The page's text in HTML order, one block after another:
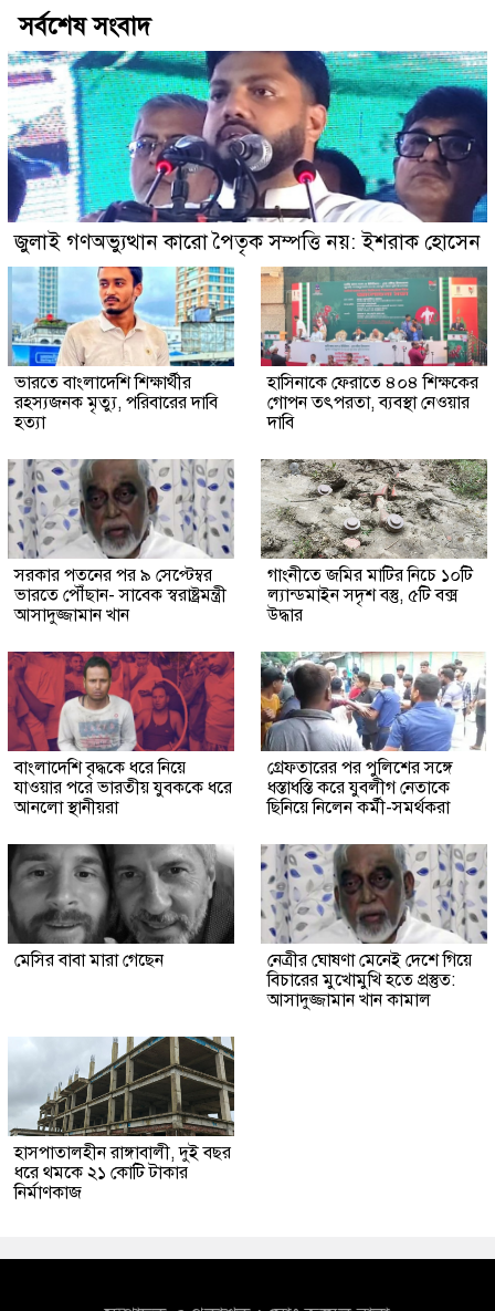
সর্বশেষ সংবাদ
জুলাই গণঅভ্যুত্থান কারো পৈতৃক সম্পত্তি নয়: ইশরাক হোসেন
ভারতে বাংলাদেশি শিক্ষার্থীর
রহস্যজনক মৃত্যু, পরিবারের দাবি
হত্যা
হাসিনাকে ফেরাতে ৪০৪ শিক্ষকের
গোপন তৎপরতা, ব্যবস্থা নেওয়ার
দাবি
সরকার পতনের পর ৯ সেপ্টেম্বর
ভারতে পৌঁছান- সাবেক স্বরাষ্ট্রমন্ত্রী
আসাদুজ্জামান খান
গাংনীতে জমির মাটির নিচে ১০টি
ল্যান্ডমাইন সদৃশ বস্তু, ৫টি বক্স
উদ্ধার
বাংলাদেশি বৃদ্ধকে ধরে নিয়ে
যাওয়ার পরে ভারতীয় যুবককে ধরে
আনলো স্থানীয়রা
গ্রেফতারের পর পুলিশের সঙ্গে
ধস্তাধস্তি করে যুবলীগ নেতাকে
ছিনিয়ে নিলেন কর্মী-সমর্থকরা
মেসির বাবা মারা গেছেন
নেত্রীর ঘোষণা মেনেই দেশে গিয়ে
বিচারের মুখোমুখি হতে প্রস্তুত:
আসাদুজ্জামান খান কামাল
হাসপাতালহীন রাঙ্গাবালী, দুই বছর
ধরে থমকে ২১ কোটি টাকার
নির্মাণকাজ